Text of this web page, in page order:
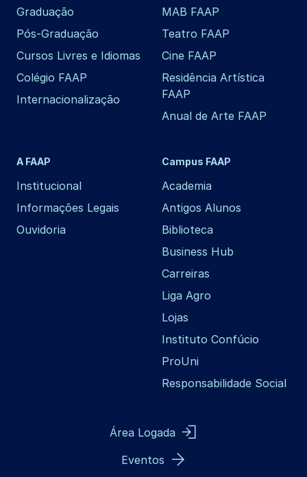
Graduação
Pós-Graduação
Cursos Livres e Idiomas
Colégio FAAP
Internacionalização
MAB FAAP
Teatro FAAP
Cine FAAP
Residência Artística
FAAP
Anual de Arte FAAP
A FAAP
Institucional
Informações Legais
Ouvidoria
Campus FAAP
Academia
Antigos Alunos
Biblioteca
Business Hub
Carreiras
Liga Agro
Lojas
Instituto Confúcio
ProUni
Responsabilidade Social
Área Logada
Eventos